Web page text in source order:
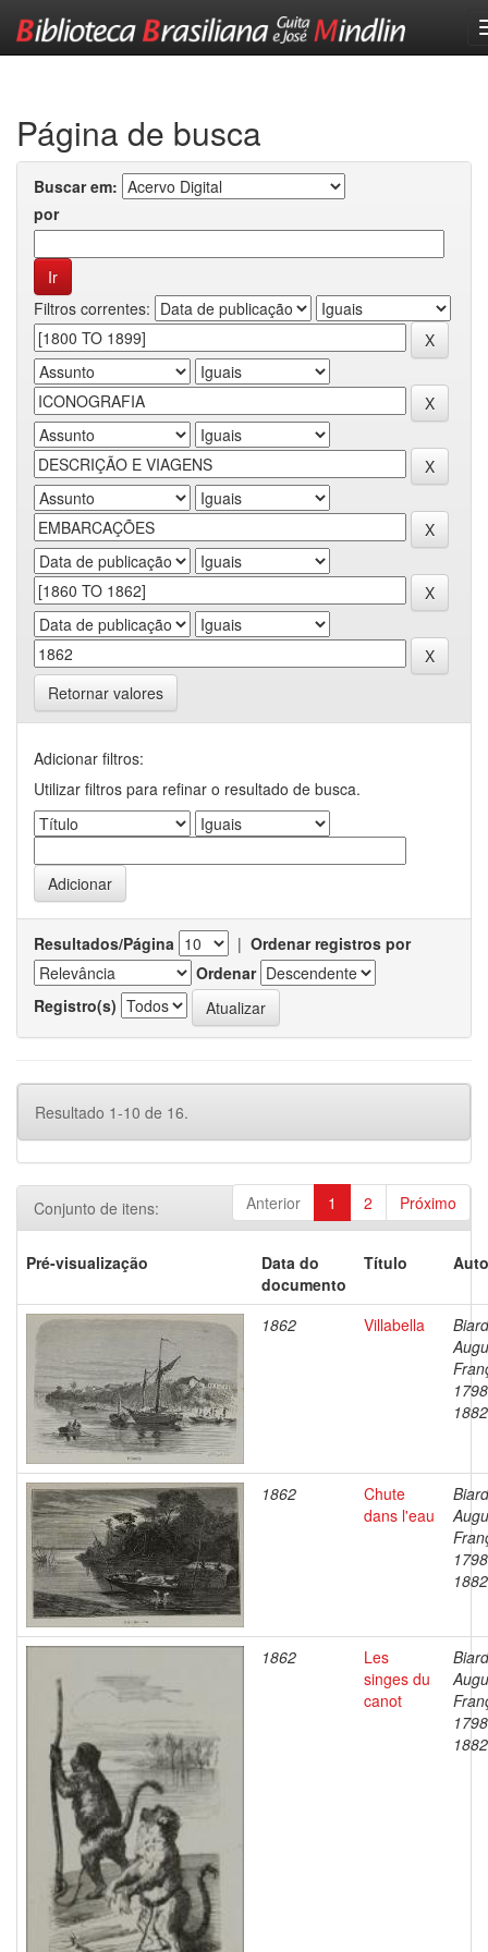
Página de busca
Buscar em:
por
Filtros correntes:
Retornar valores
Adicionar filtros:
Utilizar filtros para refinar o resultado de busca.
Resultados/Página | Ordenar registros por
Ordenar
Registro(s)
Resultado 1-10 de 16.
Anterior 1 2 Próximo
Conjunto de itens:
Pré-visualização
Data do
documento
Título
1862 Villabella
1882
1862
Chute
dans l'eau
1882
1862
Les
singes du
canot
1882